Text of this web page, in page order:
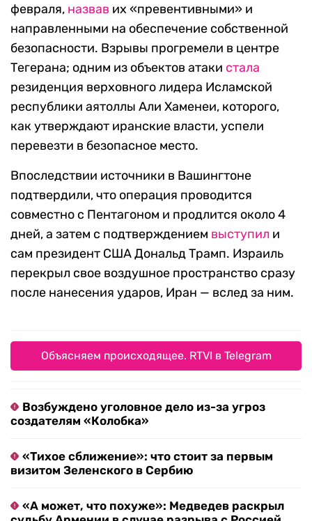
февраля, назвав их «превентивными» и
направленными на обеспечение собственной
безопасности. Взрывы прогремели в центре
Тегерана; одним из объектов атаки стала
резиденция верховного лидера Исламской
республики аятоллы Али Хаменеи, которого,
как утверждают иранские власти, успели
перевезти в безопасное место.
Впоследствии источники в Вашингтоне
подтвердили, что операция проводится
совместно с Пентагоном и продлится около 4
дней, а затем с подтверждением выступил и
сам президент США Дональд Трамп. Израиль
перекрыл свое воздушное пространство сразу
после нанесения ударов, Иран — вслед за ним.
Объясняем происходящее. RTVI в Telegram
Возбуждено уголовное дело из-за угроз
создателям «Колобка»
«Тихое сближение»: что стоит за первым
визитом Зеленского в Сербию
«А может, что похуже»: Медведев раскрыл